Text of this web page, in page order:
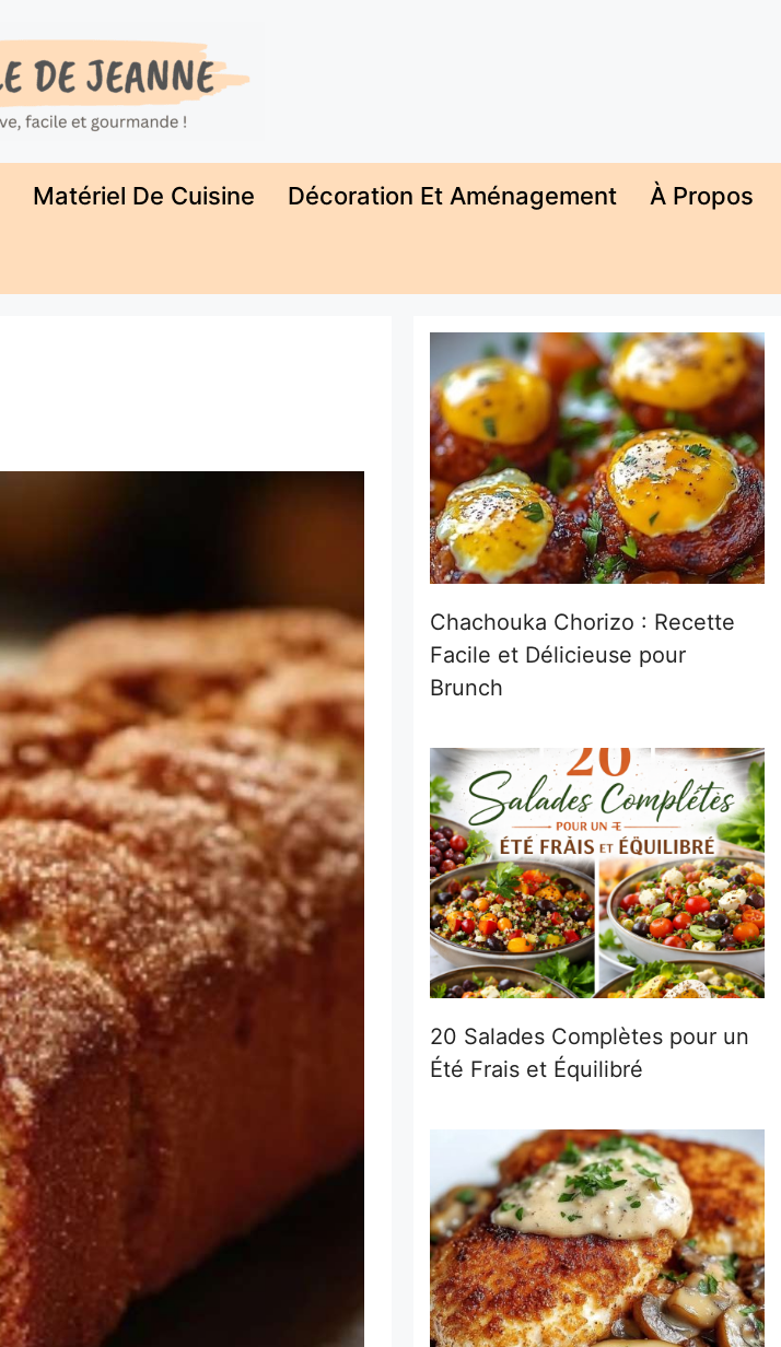
Matériel De Cuisine Décoration Et Aménagement À Propos
Chachouka Chorizo : Recette
Facile et Délicieuse pour
Brunch
20 Salades Complètes pour un
Été Frais et Équilibré